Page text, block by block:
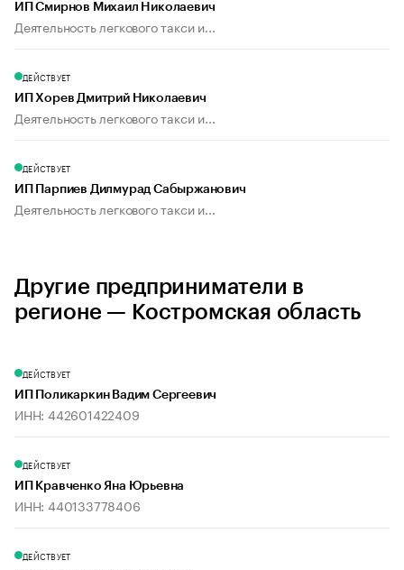
ИП Смирнов Михаил Николаевич
Деятельность легкового такси и...
ДЕЙСТВУЕТ
ИП Хорев Дмитрий Николаевич
Деятельность легкового такси и...
ДЕЙСТВУЕТ
ИП Парпиев Дилмурад Сабыржанович
Деятельность легкового такси и...
Другие предприниматели в
регионе — Костромская область
ДЕЙСТВУЕТ
ИП Поликаркин Вадим Сергеевич
ИНН: 442601422409
ДЕЙСТВУЕТ
ИП Кравченко Яна Юрьевна
ИНН: 440133778406
ДЕЙСТВУЕТ